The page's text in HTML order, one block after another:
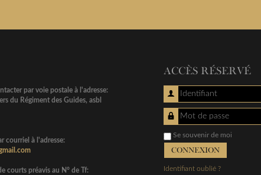
par voie postale à l'adresse:
du Régiment des Guides, asbl
courriel à l'adresse:
courts préavis au N° de Tf:
ACCÈS RÉSERVÉ
Identifiant
Mot de passe
Se souvenir de moi
CONNEXION
Identifiant oublié ?